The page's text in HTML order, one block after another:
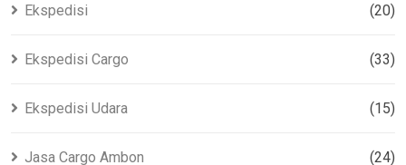
Ekspedisi (20)
Ekspedisi Cargo (33)
Ekspedisi Udara (15)
Jasa Cargo Ambon (24)